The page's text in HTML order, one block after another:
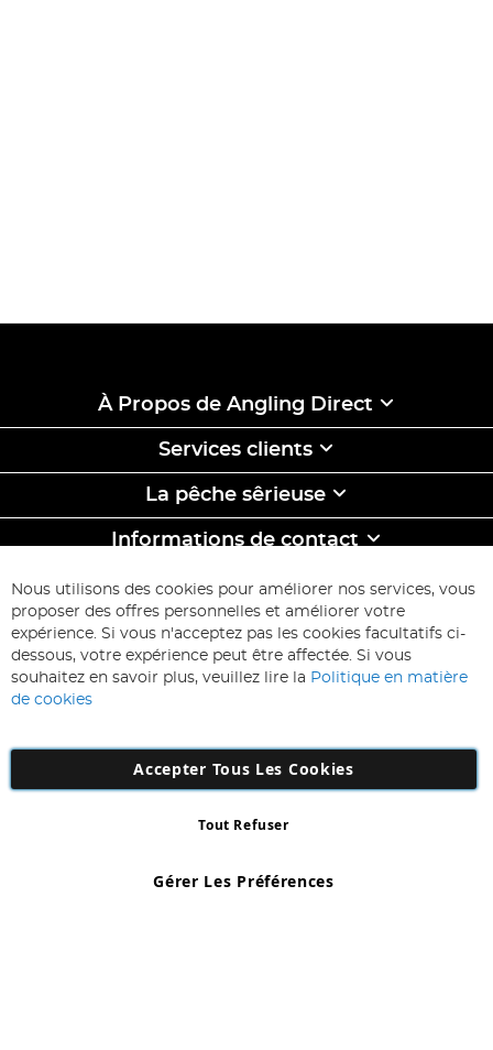
À Propos de Angling Direct
Services clients
La pêche sêrieuse
Informations de contact
ABONNEZ-VOUS & ECONOMISEZ
Inscription
à
d’information
:
Inscription
Number: 863029607
Nous utilisons des cookies pour améliorer nos services, vous
proposer des offres personnelles et améliorer votre
expérience. Si vous n'acceptez pas les cookies facultatifs ci-
dessous, votre expérience peut être affectée. Si vous
souhaitez en savoir plus, veuillez lire la Politique en matière
de cookies
Accepter Tous Les Cookies
Gérer Les Préférences
Tout Refuser